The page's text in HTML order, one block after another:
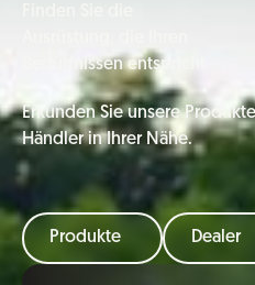
Bedürfnissen entspricht
Erkunden Sie unsere
Händler in Ihrer Nähe.
Produkte Dealer